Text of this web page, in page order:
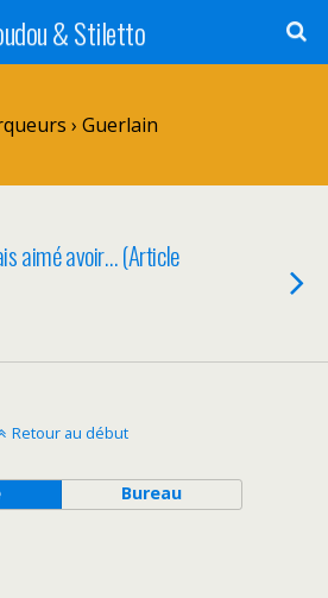
& Stiletto
› Guerlain
aimé avoir… (Article
Retour au début
Bureau